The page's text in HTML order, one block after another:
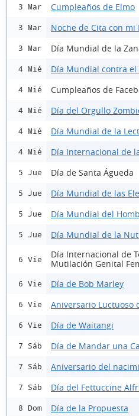
3 Mar Cumpleaños de Elmo
3 Mar Noche de Cita con mi
3 Mar Día Mundial de la
4 Mié Día Mundial contra el
4 Mié Cumpleaños de
4 Mié Día del Orgullo
4 Mié Día Mundial de la
4 Mié Día Internacional de
5 Jue Día de Santa Águeda
5 Jue Día Mundial de las
5 Jue Día Mundial del
5 Jue Día Mundial de la
6 Vie
Día Internacional de
Mutilación Genital
6 Vie Día de Bob Marley
6 Vie Aniversario Luctuoso
6 Vie Día de Waitangi
7 Sáb Día de Mandar una
7 Sáb Aniversario del
7 Sáb Día del Fettuccine
8 Dom Día de la Propuesta